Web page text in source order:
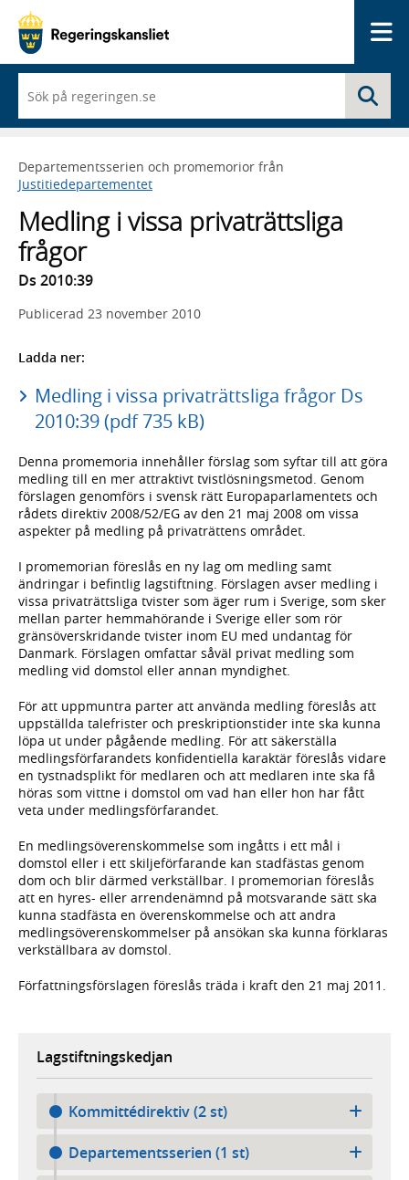
du
börjar
skriva
framträder
en
med
sökförslag
Departementsserien och promemorior från
Justitiedepartementet
Medling i vissa privaträttsliga
frågor
Ds 2010:39
Publicerad 23 november 2010
Ladda ner:
Medling i vissa privaträttsliga frågor Ds
2010:39 (pdf 735 kB)
Denna promemoria innehåller förslag som syftar till att göra
medling till en mer attraktivt tvistlösningsmetod. Genom
förslagen genomförs i svensk rätt Europaparlamentets och
rådets direktiv 2008/52/EG av den 21 maj 2008 om vissa
aspekter på medling på privaträttens området.
I promemorian föreslås en ny lag om medling samt
ändringar i befintlig lagstiftning. Förslagen avser medling i
vissa privaträttsliga tvister som äger rum i Sverige, som sker
mellan parter hemmahörande i Sverige eller som rör
gränsöverskridande tvister inom EU med undantag för
Danmark. Förslagen omfattar såväl privat medling som
medling vid domstol eller annan myndighet.
För att uppmuntra parter att använda medling föreslås att
uppställda talefrister och preskriptionstider inte ska kunna
löpa ut under pågående medling. För att säkerställa
medlingsförfarandets konfidentiella karaktär föreslås vidare
en tystnadsplikt för medlaren och att medlaren inte ska få
höras som vittne i domstol om vad han eller hon har fått
veta under medlingsförfarandet.
En medlingsöverenskommelse som ingåtts i ett mål i
domstol eller i ett skiljeförfarande kan stadfästas genom
dom och blir därmed verkställbar. I promemorian föreslås
att en hyres- eller arrendenämnd på motsvarande sätt ska
kunna stadfästa en överenskommelse och att andra
medlingsöverenskommelser på ansökan ska kunna förklaras
verkställbara av domstol.
Författningsförslagen föreslås träda i kraft den 21 maj 2011.
Lagstiftningskedjan
Kommittédirektiv (2 st)
Departementsserien (1 st)